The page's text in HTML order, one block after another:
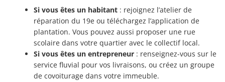
Si vous êtes un habitant : rejoignez l’atelier de
réparation du 19e ou téléchargez l’application de
plantation. Vous pouvez aussi proposer une rue
scolaire dans votre quartier avec le collectif local.
Si vous êtes un entrepreneur : renseignez-vous sur le
service fluvial pour vos livraisons, ou créez un groupe
de covoiturage dans votre immeuble.